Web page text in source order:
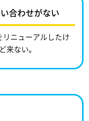
合わせがない
リニューアルしたけ
来ない。